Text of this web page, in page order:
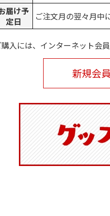
ル
アニメ『ジョジョの
奇妙な冒険 黄金の
風』チョコラータと
1,969円
(送料別・税込)
水森亜
ーセット
600円
(送料別
届け予
定日
ご注文月の翌々月中
購入には、インターネット会
新規会